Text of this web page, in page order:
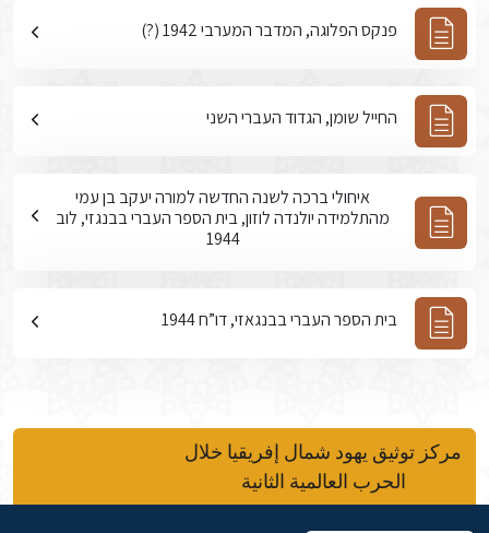
פנקס הפלוגה, המדבר המערבי 1942 (?)
החייל שומן, הגדוד העברי השני
איחולי ברכה לשנה החדשה למורה יעקב בן עמי
מהתלמידה יולנדה לוזון, בית הספר העברי בבנגזי, לוב
1944
בית הספר העברי בבנגאזי, דו”ח 1944
مركز توثيق يهود شمال إفريقيا خلال
الحرب العالمية الثانية